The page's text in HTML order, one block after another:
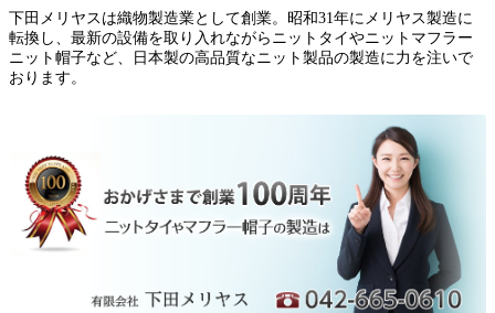
下田メリヤスは織物製造業として創業。昭和31年にメリヤス製造に
転換し、最新の設備を取り入れながらニットタイやニットマフラー
ニット帽子など、日本製の高品質なニット製品の製造に力を注いで
おります。